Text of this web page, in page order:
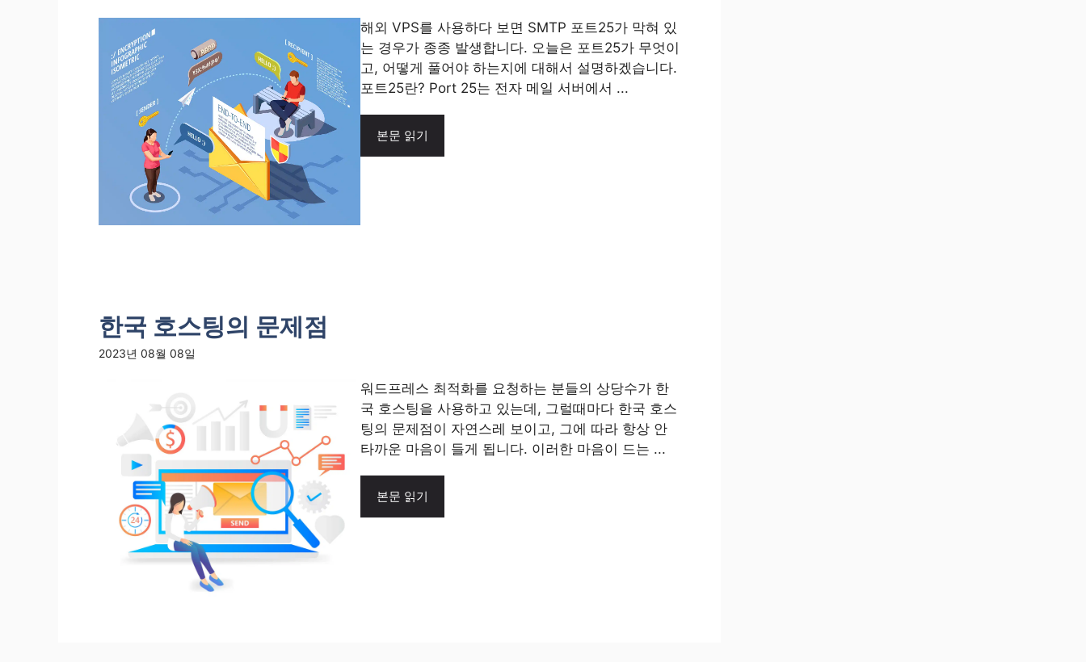
해외 VPS를 사용하다 보면 SMTP 포트25가 막혀 있
는 경우가 종종 발생합니다. 오늘은 포트25가 무엇이
고, 어떻게 풀어야 하는지에 대해서 설명하겠습니다.
포트25란? Port 25는 전자 메일 서버에서 ...
본문 읽기
한국 호스팅의 문제점
2023년 08월 08일
워드프레스 최적화를 요청하는 분들의 상당수가 한
국 호스팅을 사용하고 있는데, 그럴때마다 한국 호스
팅의 문제점이 자연스레 보이고, 그에 따라 항상 안
타까운 마음이 들게 됩니다. 이러한 마음이 드는 ...
본문 읽기